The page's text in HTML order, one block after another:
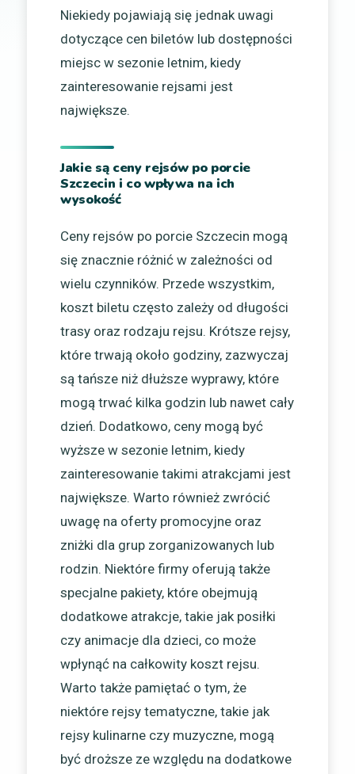
Niekiedy pojawiają się jednak uwagi
dotyczące cen biletów lub dostępności
miejsc w sezonie letnim, kiedy
zainteresowanie rejsami jest
największe.
Jakie są ceny rejsów po porcie
Szczecin i co wpływa na ich
wysokość
Ceny rejsów po porcie Szczecin mogą
się znacznie różnić w zależności od
wielu czynników. Przede wszystkim,
koszt biletu często zależy od długości
trasy oraz rodzaju rejsu. Krótsze rejsy,
które trwają około godziny, zazwyczaj
są tańsze niż dłuższe wyprawy, które
mogą trwać kilka godzin lub nawet cały
dzień. Dodatkowo, ceny mogą być
wyższe w sezonie letnim, kiedy
zainteresowanie takimi atrakcjami jest
największe. Warto również zwrócić
uwagę na oferty promocyjne oraz
zniżki dla grup zorganizowanych lub
rodzin. Niektóre firmy oferują także
specjalne pakiety, które obejmują
dodatkowe atrakcje, takie jak posiłki
czy animacje dla dzieci, co może
wpłynąć na całkowity koszt rejsu.
Warto także pamiętać o tym, że
niektóre rejsy tematyczne, takie jak
rejsy kulinarne czy muzyczne, mogą
być droższe ze względu na dodatkowe